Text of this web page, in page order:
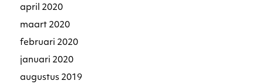
april 2020
maart 2020
februari 2020
januari 2020
augustus 2019